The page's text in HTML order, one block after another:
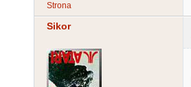
Strona
Sikor